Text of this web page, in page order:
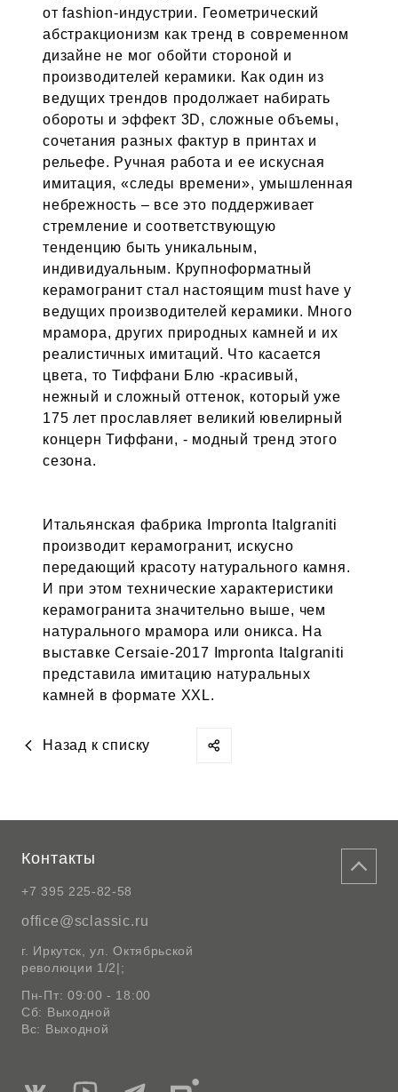
от fashion-индустрии. Геометрический
абстракционизм как тренд в современном
дизайне не мог обойти стороной и
производителей керамики. Как один из
ведущих трендов продолжает набирать
обороты и эффект 3D, сложные объемы,
сочетания разных фактур в принтах и
рельефе. Ручная работа и ее искусная
имитация, «следы времени», умышленная
небрежность – все это поддерживает
стремление и соответствующую
тенденцию быть уникальным,
индивидуальным. Крупноформатный
керамогранит стал настоящим must have у
ведущих производителей керамики. Много
мрамора, других природных камней и их
реалистичных имитаций. Что касается
цвета, то Тиффани Блю -красивый,
нежный и сложный оттенок, который уже
175 лет прославляет великий ювелирный
концерн Тиффани, - модный тренд этого
сезона.
Итальянская фабрика Impronta Italgraniti
производит керамогранит, искусно
передающий красоту натурального камня.
И при этом технические характеристики
керамогранита значительно выше, чем
натурального мрамора или оникса. На
выставке Cersaie-2017 Impronta Italgraniti
представила имитацию натуральных
камней в формате XXL.
Назад к списку
Контакты
+7 395 225-82-58
office@sclassic.ru
г. Иркутск, ул. Октябрьской
революции 1/2|;
Пн-Пт: 09:00 - 18:00
Сб: Выходной
Вс: Выходной